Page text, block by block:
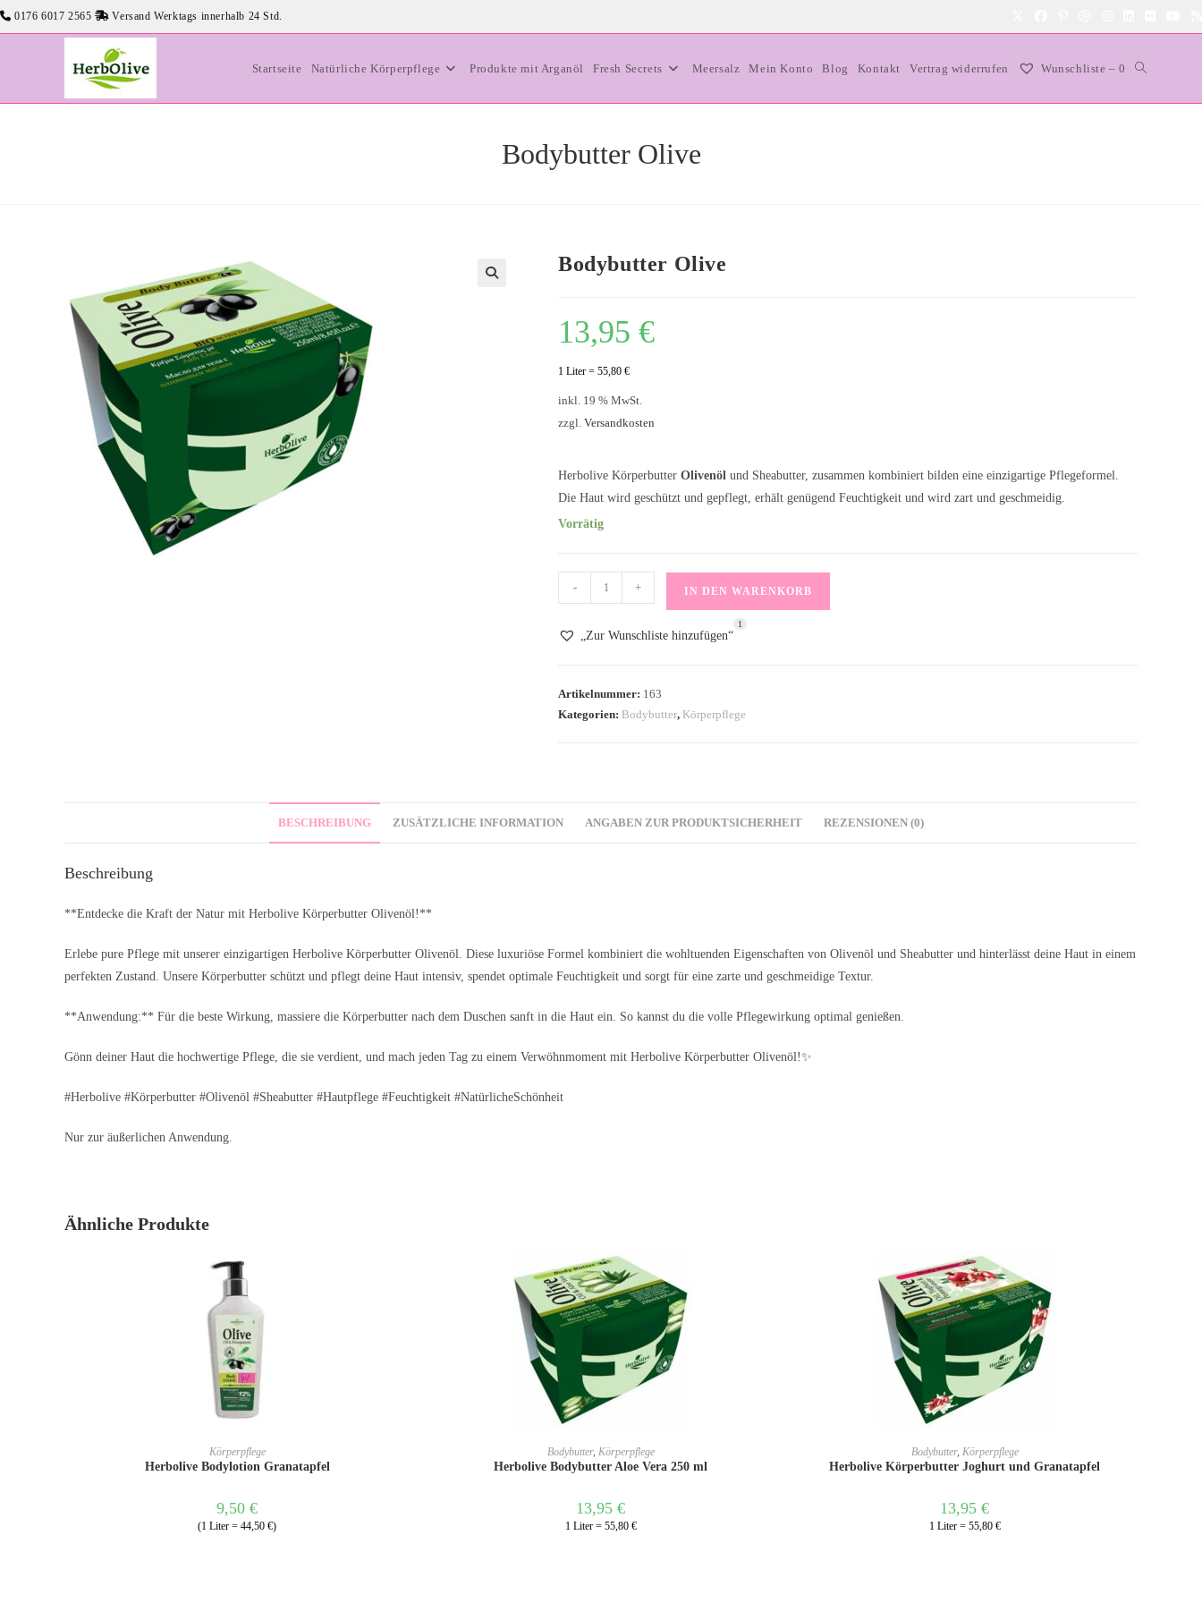
Zum
Inhalt
0176 6017 2565 Versand Werktags innerhalb 24 Std.
Startseite Natürliche Körperpflege Produkte mit Arganöl Fresh Secrets Meersalz Mein Konto Blog Kontakt Vertrag widerrufen Wunschliste – 0 Website-
Bodybutter Olive
Bodybutter Olive
13,95 €
1 Liter = 55,80 €
inkl. 19 % MwSt.
zzgl. Versandkosten
Herbolive Körperbutter Olivenöl und Sheabutter, zusammen kombiniert bilden eine einzigartige Pflegeformel.
Die Haut wird geschützt und gepflegt, erhält genügend Feuchtigkeit und wird zart und geschmeidig.
Vorrätig
Bodybutter
Olive
Menge
- + IN DEN WARENKORB
„Zur Wunschliste hinzufügen“
1
Artikelnummer: 163
Kategorien: Bodybutter, Körperpflege
BESCHREIBUNG ZUSÄTZLICHE INFORMATION ANGABEN ZUR PRODUKTSICHERHEIT REZENSIONEN (0)
Beschreibung
**Entdecke die Kraft der Natur mit Herbolive Körperbutter Olivenöl!**
Erlebe pure Pflege mit unserer einzigartigen Herbolive Körperbutter Olivenöl. Diese luxuriöse Formel kombiniert die wohltuenden Eigenschaften von Olivenöl und Sheabutter und hinterlässt deine Haut in einem
perfekten Zustand. Unsere Körperbutter schützt und pflegt deine Haut intensiv, spendet optimale Feuchtigkeit und sorgt für eine zarte und geschmeidige Textur.
**Anwendung:** Für die beste Wirkung, massiere die Körperbutter nach dem Duschen sanft in die Haut ein. So kannst du die volle Pflegewirkung optimal genießen.
Gönn deiner Haut die hochwertige Pflege, die sie verdient, und mach jeden Tag zu einem Verwöhnmoment mit Herbolive Körperbutter Olivenöl!✨
#Herbolive #Körperbutter #Olivenöl #Sheabutter #Hautpflege #Feuchtigkeit #NatürlicheSchönheit
Nur zur äußerlichen Anwendung.
Ähnliche Produkte
IN DEN WARENKORB
Körperpflege
Herbolive Bodylotion Granatapfel
9,50€
(1 Liter = 44,50 €)
IN DEN WARENKORB
Bodybutter, Körperpflege
Herbolive Bodybutter Aloe Vera 250 ml
13,95€
1 Liter = 55,80 €
IN DEN WARENKORB
Bodybutter, Körperpflege
Herbolive Körperbutter Joghurt und Granatapfel
13,95€
1 Liter = 55,80 €